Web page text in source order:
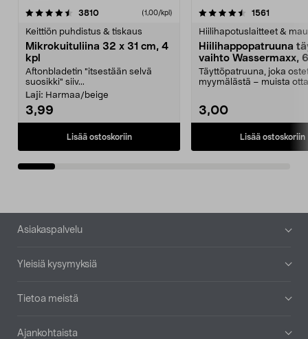
3810arvostelut (1,00/kpl)
Keittiön puhdistus & tiskaus
Mikrokuituliina 32 x 31 cm, 4
kpl
Aftonbladetin "itsestään selvä
suosikki" siiv...
Laji: Harmaa/beige
3,99
Lisää ostoskoriin
4.5viidestä
1561
Hiilihapotuslaitteet &
Hiilihappopatruuna
vaihto Wassermaxx,
Täyttöpatruuna, joka
myymälästä – muista
3,00
Lisää ostoskoriin
4.5viidestä
Alatunniste
Asiakaspalvelu
Yleisiä kysymyksiä
Tietoa meistä
Ajankohtaista